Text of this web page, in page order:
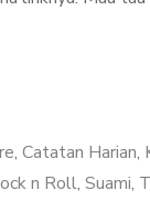
, Catatan Harian,
n Roll, Suami,